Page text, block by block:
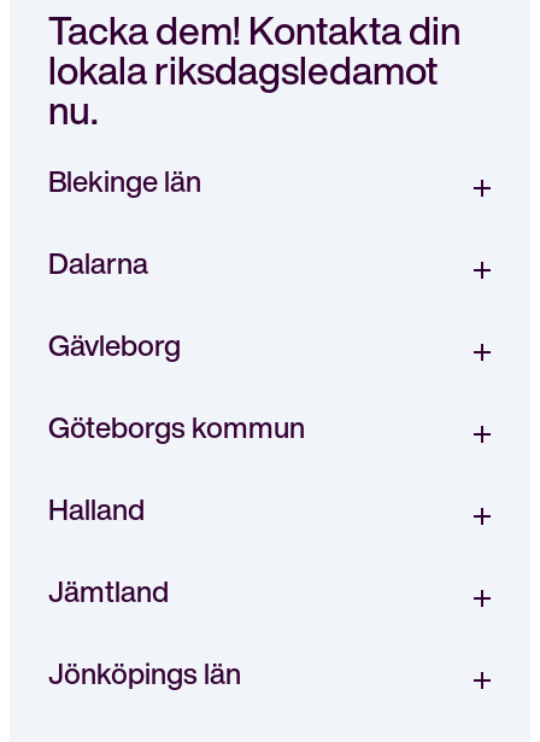
Tacka dem! Kontakta din
lokala riksdags­ledamot
nu.
Blekinge län
Dalarna
Gävleborg
Göteborgs kommun
Halland
Jämtland
Jönköpings län